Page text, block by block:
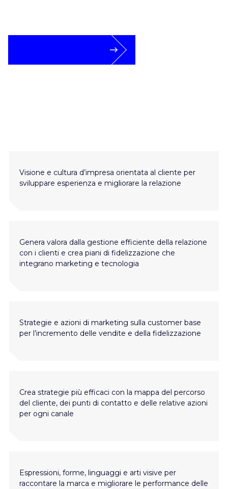
Visione e cultura d’impresa orientata al cliente per
sviluppare esperienza e migliorare la relazione
Genera valora dalla gestione efficiente della relazione
con i clienti e crea piani di fidelizzazione che
integrano marketing e tecnologia
Strategie e azioni di marketing sulla customer base
per l’incremento delle vendite e della fidelizzazione
Crea strategie più efficaci con la mappa del percorso
del cliente, dei punti di contatto e delle relative azioni
per ogni canale
Espressioni, forme, linguaggi e arti visive per
raccontare la marca e migliorare le performance delle